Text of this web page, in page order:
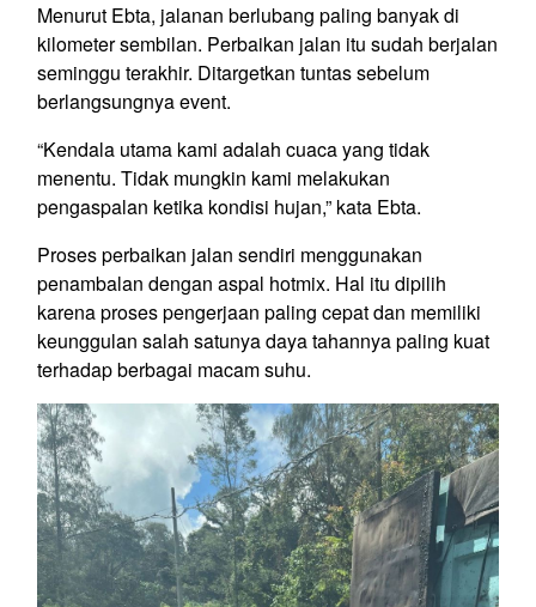
Menurut Ebta, jalanan berlubang paling banyak di
kilometer sembilan. Perbaikan jalan itu sudah berjalan
seminggu terakhir. Ditargetkan tuntas sebelum
berlangsungnya event.
“Kendala utama kami adalah cuaca yang tidak
menentu. Tidak mungkin kami melakukan
pengaspalan ketika kondisi hujan,” kata Ebta.
Proses perbaikan jalan sendiri menggunakan
penambalan dengan aspal hotmix. Hal itu dipilih
karena proses pengerjaan paling cepat dan memiliki
keunggulan salah satunya daya tahannya paling kuat
terhadap berbagai macam suhu.